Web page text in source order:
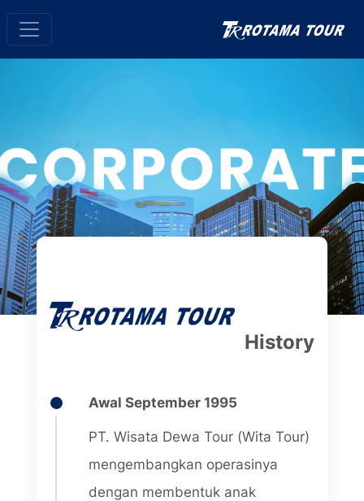
History
Awal September 1995
PT. Wisata Dewa Tour (Wita Tour)
mengembangkan operasinya
dengan membentuk anak